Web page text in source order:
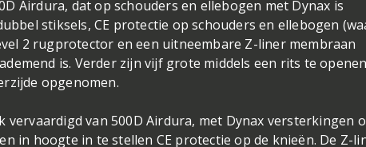
Airdura, dat op schouders en ellebogen met Dynax is
stiksels, CE protectie op schouders en ellebogen
2 rugprotector en een uitneembare Z-liner membraan
is. Verder zijn vijf grote middels een rits te openen
opgenomen.
vervaardigd van 500D Airdura, met Dynax versterkingen
in hoogte in te stellen CE protectie op de knieën. De Z-